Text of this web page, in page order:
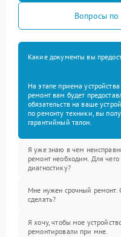
Вопросы
Какие документы вы
На этапе приема
ремонт вам будет
обязательств на ваше
по ремонту техники, вы
гарантийный талон.
Я уже знаю в чем
ремонт необходим. Для чего
диагностику?
Мне нужен срочный ремонт.
сделать?
Я хочу, чтобы мое
ремонтировали при мне.